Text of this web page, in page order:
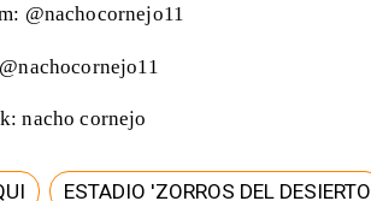
@nachocornejo11
nacho cornejo
ESTADIO 'ZORROS DEL DESIERTO